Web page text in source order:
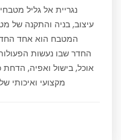
נגריית אל גליל
עיצוב, בניה והתקנה של
המטבח הוא אחד
החדר שבו נעשות
אוכל, בישול ואפיה, הדחת
מקצועי